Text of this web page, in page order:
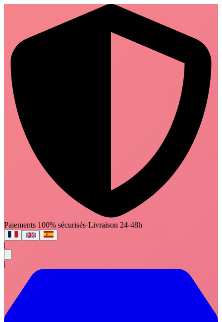
Paiements 100% sécurisés·Livraison 24-48h
|
|